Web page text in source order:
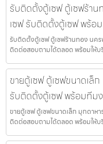
รับติดตั้งตู้เซฟ ตู้เซฟร้า
เซฟ รับติดตั้งตู้เซฟ พร้อ
รับติดตั้งตู้เซฟ ตู้เซฟร้านทอง นค
ติดต่อสอบถามได้ตลอด พร้อมให้บ
ขายตู้เซฟ ตู้เซฟขนาดเล็
รับติดตั้งตู้เซฟ พร้อมทีม
ขายตู้เซฟ ตู้เซฟขนาดเล็ก มุกดาห
ติดต่อสอบถามได้ตลอด พร้อมให้บ